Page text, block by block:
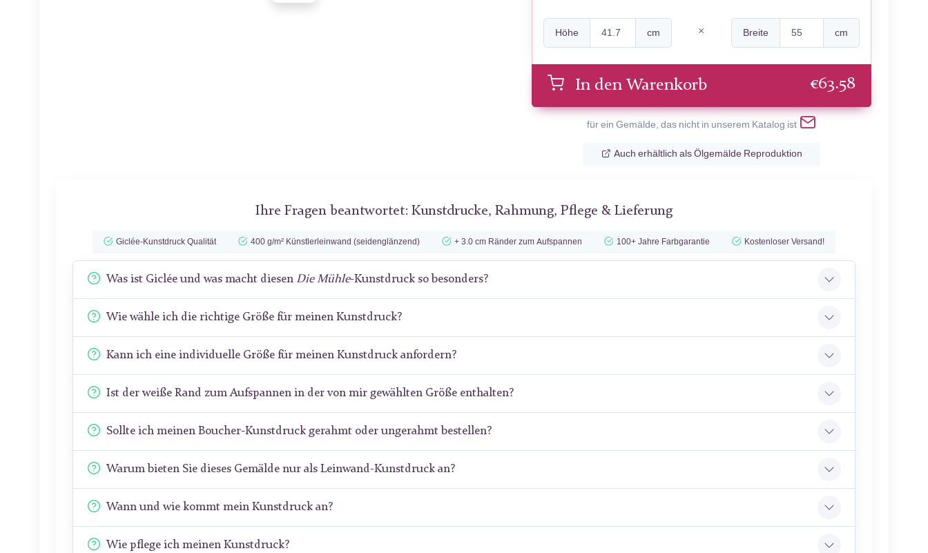
Höhe cm Breite cm
In den Warenkorb €63.58
für ein Gemälde, das nicht in unserem Katalog ist
Auch erhältlich als Ölgemälde Reproduktion
Ihre Fragen beantwortet: Kunstdrucke, Rahmung, Pflege & Lieferung
Giclée-Kunstdruck Qualität 400 g/m² Künstlerleinwand (seidenglänzend) + 3.0 cm Ränder zum Aufspannen 100+ Jahre Farbgarantie Kostenloser Versand!
Was ist Giclée und was macht diesen Die Mühle-Kunstdruck so besonders?
Wie wähle ich die richtige Größe für meinen Kunstdruck?
Kann ich eine individuelle Größe für meinen Kunstdruck anfordern?
Ist der weiße Rand zum Aufspannen in der von mir gewählten Größe enthalten?
Sollte ich meinen Boucher-Kunstdruck gerahmt oder ungerahmt bestellen?
Warum bieten Sie dieses Gemälde nur als Leinwand-Kunstdruck an?
Wann und wie kommt mein Kunstdruck an?
Wie pflege ich meinen Kunstdruck?